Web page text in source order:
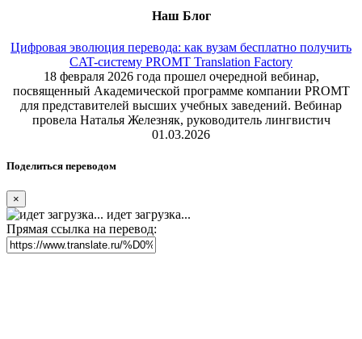
Наш Блог
Цифровая эволюция перевода: как вузам бесплатно получить
CAT-систему PROMT Translation Factory
18 февраля 2026 года прошел очередной вебинар,
посвященный Академической программе компании PROMT
для представителей высших учебных заведений. Вебинар
провела Наталья Железняк, руководитель лингвистич
01.03.2026
Поделиться переводом
×
идет загрузка...
Прямая ссылка на перевод: